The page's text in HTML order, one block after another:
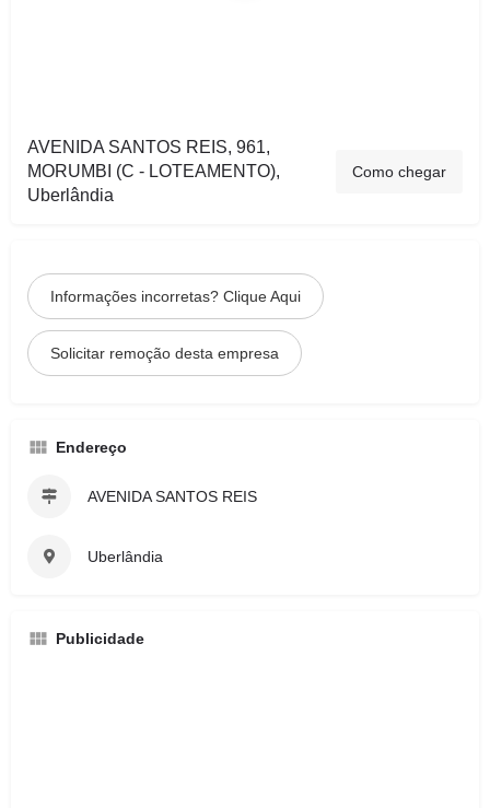
AVENIDA SANTOS REIS, 961,
MORUMBI (C - LOTEAMENTO),
Uberlândia
Como chegar
Informações incorretas? Clique Aqui
Solicitar remoção desta empresa
Endereço
AVENIDA SANTOS REIS
Uberlândia
Publicidade